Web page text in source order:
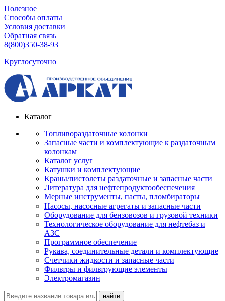
Полезное
Способы оплаты
Условия доставки
Обратная связь
8(800)350-38-93
Круглосуточно
Каталог
Топливораздаточные колонки
Запасные части и комплектующие к раздаточным
колонкам
Каталог услуг
Катушки и комплектующие
Краны/пистолеты раздаточные и запасные части
Литература для нефтепродуктообеспечения
Мерные инструменты, пасты, пломбираторы
Насосы, насосные агрегаты и запасные части
Оборудование для бензовозов и грузовой техники
Технологическое оборудование для нефтебаз и
АЗС
Программное обеспечение
Рукава, соединительные детали и комплектующие
Счетчики жидкости и запасные части
Фильтры и фильтрующие элементы
Электромагазин